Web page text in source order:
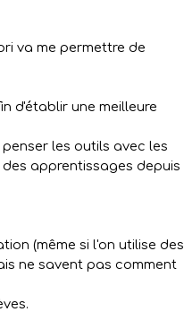
va me permettre de
d'établir une meilleure
les outils avec les
apprentissages depuis
(même si l'on utilise des
ne savent pas comment